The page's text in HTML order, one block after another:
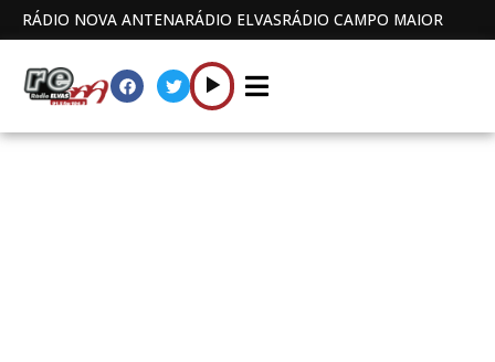
RÁDIO NOVA ANTENARÁDIO ELVASRÁDIO CAMPO MAIOR